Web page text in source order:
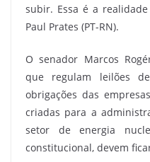
subir. Essa é a realidade
Paul Prates (PT-RN).
O senador Marcos
que regulam leilões
obrigações das
criadas para a
setor de energia
constitucional, devem